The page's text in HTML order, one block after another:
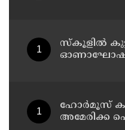
സ്‌കൂളില്‍
ഓണാഘോഷം
ഹോര്‍മൂസ്
അമേരിക്ക